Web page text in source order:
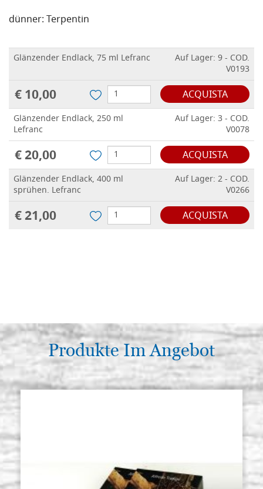
dünner: Terpentin
Glänzender Endlack, 75 ml Lefranc
Auf Lager: 9 - COD.
V0193
€ 10,00 ACQUISTA
Glänzender Endlack, 250 ml
Lefranc
Auf Lager: 3 - COD.
V0078
€ 20,00 ACQUISTA
Glänzender Endlack, 400 ml
sprühen. Lefranc
Auf Lager: 2 - COD.
V0266
€ 21,00 ACQUISTA
Produkte Im Angebot